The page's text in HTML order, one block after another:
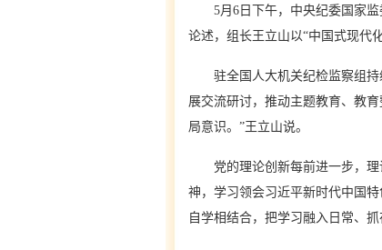
5月6日下午，中央纪委国家监
论述，组长王立山以“中国式现代
驻全国人大机关纪检监察组持
展交流研讨，推动主题教育、教
局意识。”王立山说。
党的理论创新每前进一步，理
神，学习领会习近平新时代中国
自学相结合，把学习融入日常、